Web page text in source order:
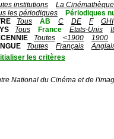
institutions
La
les périodiques
Périodiques
Tous AB C DE F
GHI
Tous France Etats-Unis
Toutes <1900
1900
Toutes Français
les critères
National du Cinéma et de